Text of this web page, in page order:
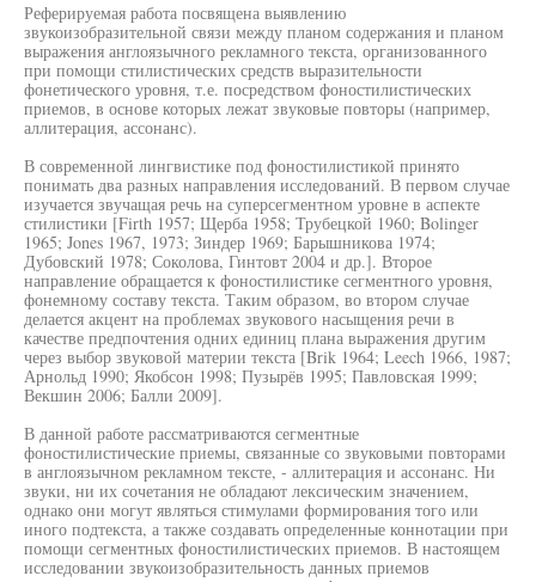
Реферируемая работа посвящена выявлению
звукоизобразительной связи между планом содержания и планом
выражения англоязычного рекламного текста, организованного
при помощи стилистических средств выразительности
фонетического уровня, т.е. посредством фоностилистических
приемов, в основе которых лежат звуковые повторы (например,
аллитерация, ассонанс).
В современной лингвистике под фоностилистикой принято
понимать два разных направления исследований. В первом случае
изучается звучащая речь на суперсегментном уровне в аспекте
стилистики [Firth 1957; Щерба 1958; Трубецкой 1960; Bolinger
1965; Jones 1967, 1973; Зиндер 1969; Барышникова 1974;
Дубовский 1978; Соколова, Гинтовт 2004 и др.]. Второе
направление обращается к фоностилистике сегментного уровня,
фонемному составу текста. Таким образом, во втором случае
делается акцент на проблемах звукового насыщения речи в
качестве предпочтения одних единиц плана выражения другим
через выбор звуковой материи текста [Brik 1964; Leech 1966, 1987;
Арнольд 1990; Якобсон 1998; Пузырёв 1995; Павловская 1999;
Векшин 2006; Балли 2009].
В данной работе рассматриваются сегментные
фоностилистические приемы, связанные со звуковыми повторами
в англоязычном рекламном тексте, - аллитерация и ассонанс. Ни
звуки, ни их сочетания не обладают лексическим значением,
однако они могут являться стимулами формирования того или
иного подтекста, а также создавать определенные коннотации при
помощи сегментных фоностилистических приемов. В настоящем
исследовании звукоизобразительность данных приемов